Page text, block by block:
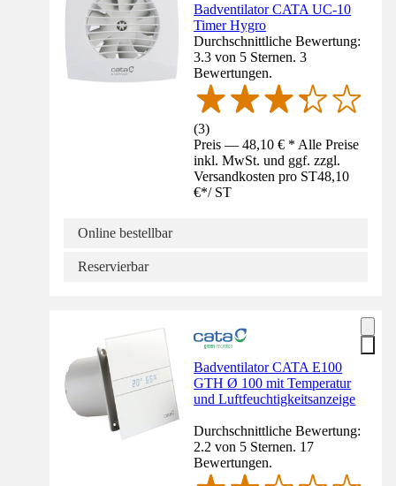
Badventilator CATA UC-10
Timer Hygro
Durchschnittliche Bewertung:
3.3 von 5 Sternen. 3
Bewertungen.
(3)
Preis — 48,10 € * Alle Preise
inkl. MwSt. und ggf. zzgl.
Versandkosten pro ST48,10
€*/ ST
Online bestellbar
Reservierbar
Badventilator CATA E100
GTH Ø 100 mit Temperatur
und Luftfeuchtigkeitsanzeige
Durchschnittliche Bewertung:
2.2 von 5 Sternen. 17
Bewertungen.